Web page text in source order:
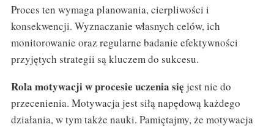
Proces ten wymaga planowania, cierpliwości i
konsekwencji. Wyznaczanie własnych celów, ich
monitorowanie oraz regularne badanie efektywności
przyjętych strategii są kluczem do sukcesu.
Rola motywacji w procesie uczenia się jest nie do
przecenienia. Motywacja jest siłą napędową każdego
działania, w tym także nauki. Pamiętajmy, że motywacja